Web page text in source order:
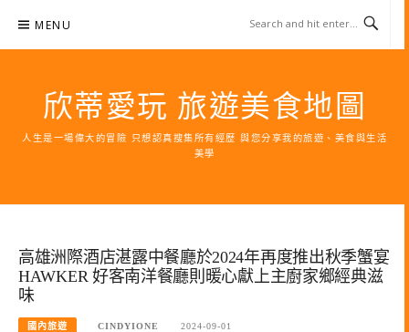
content
MENU
欣蒂愛玩 旅遊美食地圖
人生是一場偉大的冒險 只想認真搜集所有經歷 與您分享我的旅遊、美食與生活
美學
高雄洲際酒店湛露中餐廳於2024年再度推出秋季蟹宴
HAWKER 好客南洋餐廳則暖心獻上主廚家鄉經典滋
味
國內旅遊 CINDYIONE 2024-09-01